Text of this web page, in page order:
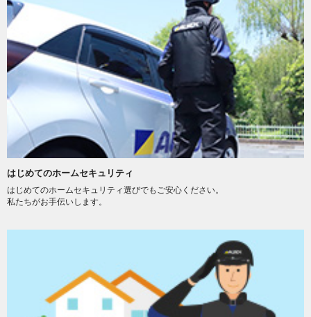
はじめてのホームセキュリティ
はじめてのホームセキュリティ選びでもご安心ください。
私たちがお手伝いします。